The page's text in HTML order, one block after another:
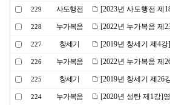
229 사도행전 [2023년 사도행전 제
228 누가복음 [2022년 누가복음 제
227 창세기 [2019년 창세기 제4
226 누가복음 [2022년 누가복음 제
225 창세기 [2019년 창세기 제26
224 누가복음 [2020년 성탄 제1강]